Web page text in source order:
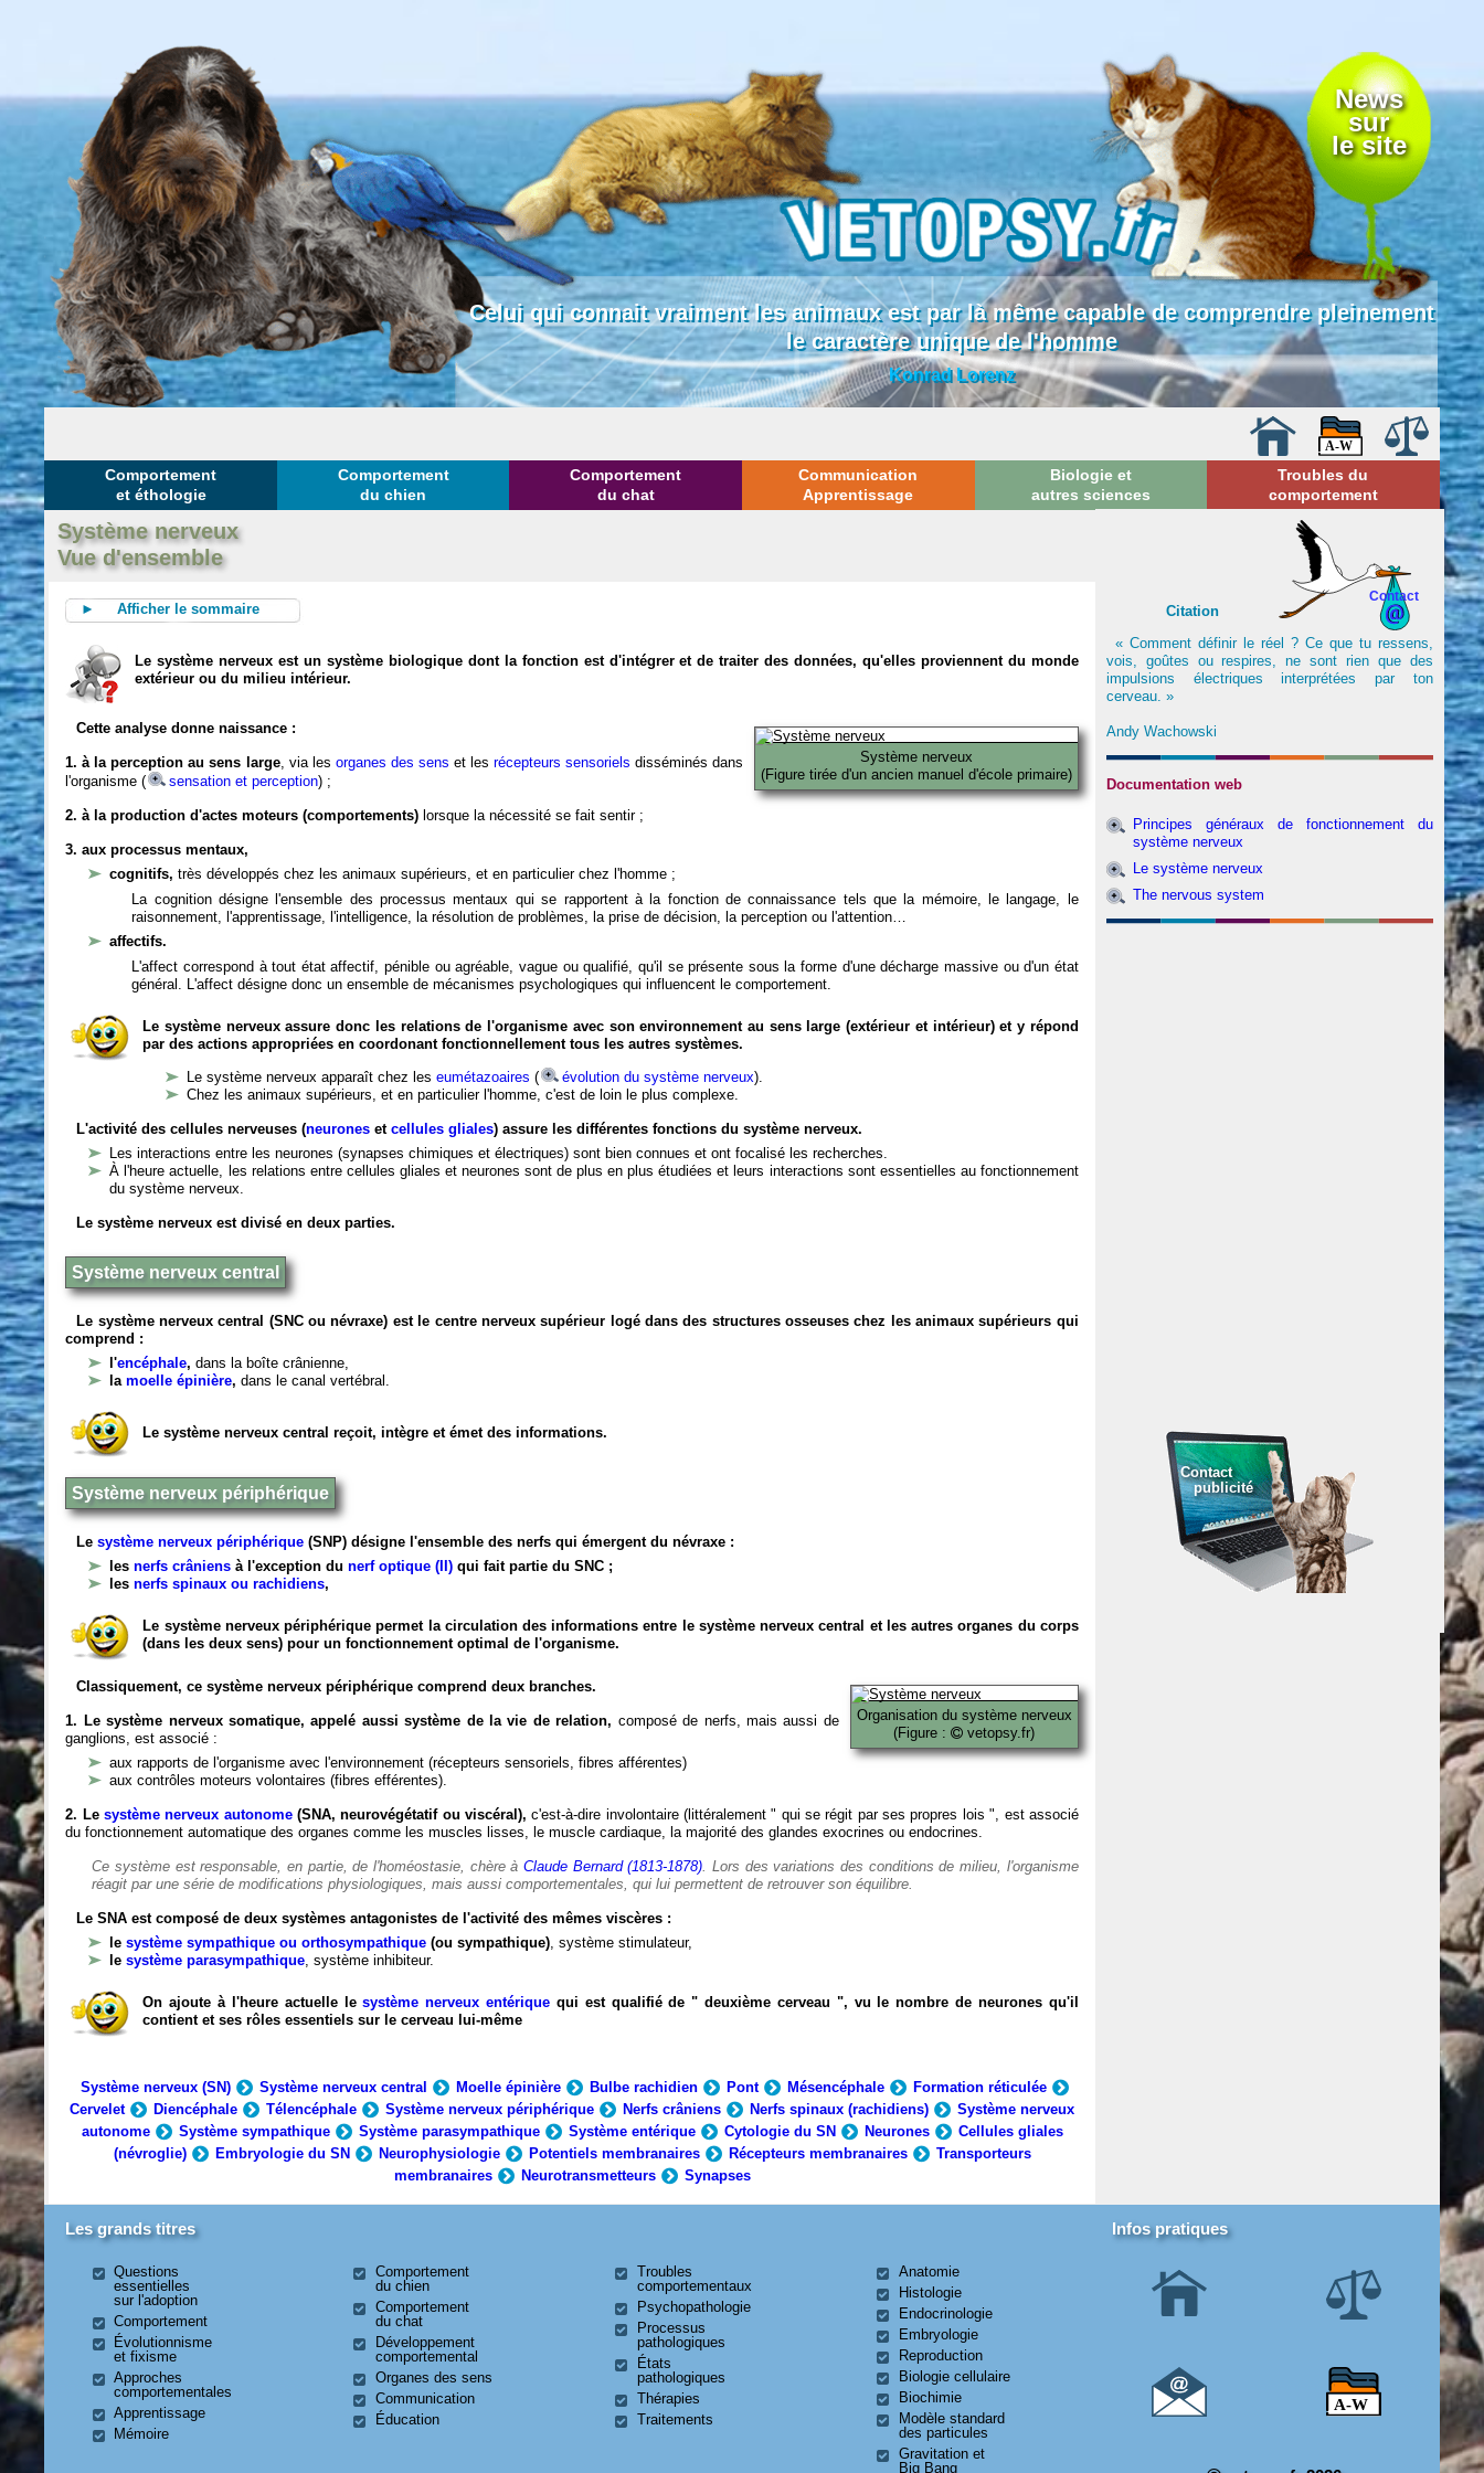
News
sur
le site
Celui qui connait vraiment les animaux est par là même capable de comprendre pleinement
le caractère unique de l'homme
Konrad Lorenz
Comportement
et éthologie
Comportement
du chien
Comportement
du chat
Communication
Apprentissage
Biologie et
autres sciences
Troubles du
comportement
Système nerveux
Vue d'ensemble
► Afficher le sommaire
Le système nerveux est un système biologique dont la fonction est d'intégrer et de traiter des données, qu'elles proviennent du monde
extérieur ou du milieu intérieur.
Système nerveux
(Figure tirée d'un ancien manuel d'école primaire)
Cette analyse donne naissance :
1. à la perception au sens large, via les organes des sens et les récepteurs sensoriels disséminés dans
l'organisme (
sensation et perception) ;
2. à la production d'actes moteurs (comportements) lorsque la nécessité se fait sentir ;
3. aux processus mentaux,
cognitifs,très développés chez les animaux supérieurs, et en particulier chez l'homme ;
La cognition désigne l'ensemble des processus mentaux qui se rapportent à la fonction de connaissance tels que la mémoire, le langage, le
raisonnement, l'apprentissage, l'intelligence, la résolution de problèmes, la prise de décision, la perception ou l'attention…
affectifs.
L'affect correspond à tout état affectif, pénible ou agréable, vague ou qualifié, qu'il se présente sous la forme d'une décharge massive ou d'un état
général. L'affect désigne donc un ensemble de mécanismes psychologiques qui influencent le comportement.
Le système nerveux assure donc les relations de l'organisme avec son environnement au sens large (extérieur et intérieur) et y répond
par des actions appropriées en coordonant fonctionnellement tous les autres systèmes.
Le système nerveux apparaît chez leseumétazoaires ( évolution du système nerveux).
Chez les animaux supérieurs, et en particulier l'homme, c'est de loin le plus complexe.
L'activité des cellules nerveuses (neurones etcellules gliales) assure les différentes fonctions du système nerveux.
Les interactions entre les neurones (synapses chimiques et électriques) sont bien connues et ont focalisé les recherches.
À l'heure actuelle, les relations entre cellules gliales et neurones sont de plus en plus étudiées et leurs interactions sont essentielles au fonctionnement
du système nerveux.
Le système nerveux est divisé en deux parties.
Système nerveux central
Le système nerveux central (SNC ou névraxe) est le centre nerveux supérieur logé dans des structures osseuses chez les animaux supérieurs qui
comprend :
l'encéphale,dans la boîte crânienne,
lamoelle épinière,dans le canal vertébral.
Le système nerveux central reçoit, intègre et émet des informations.
Système nerveux périphérique
Lesystème nerveux périphérique (SNP) désigne l'ensemble des nerfs qui émergent du névraxe :
lesnerfs crâniens à l'exception du nerf optique (II) qui fait partie du SNC ;
lesnerfs spinaux ou rachidiens,
Le système nerveux périphérique permet la circulation des informations entre le système nerveux central et les autres organes du corps
(dans les deux sens) pour un fonctionnement optimal de l'organisme.
Organisation du système nerveux
(Figure :
vetopsy.fr)
Classiquement, ce système nerveux périphérique comprend deux branches.
1. Le système nerveux somatique, appelé aussi système de la vie de relation, composé de nerfs, mais aussi de
ganglions, est associé :
aux rapports de l'organisme avec l'environnement (récepteurs sensoriels, fibres afférentes)
aux contrôles moteurs volontaires (fibres efférentes).
2. Le système nerveux autonome(SNA, neurovégétatif ou viscéral), c'est-à-dire involontaire (littéralement " qui se régit par ses propres lois ", est associé
du fonctionnement automatique des organes comme les muscles lisses, le muscle cardiaque, la majorité des glandes exocrines ou endocrines.
Ce système est responsable, en partie, de l'homéostasie, chère àClaude Bernard (1813-1878). Lors des variations des conditions de milieu, l'organisme
réagit par une série de modifications physiologiques, mais aussi comportementales, qui lui permettent de retrouver son équilibre.
Le SNA est composé de deux systèmes antagonistes de l'activité des mêmes viscères :
lesystème sympathique ou orthosympathique (ou sympathique), système stimulateur,
lesystème parasympathique, système inhibiteur.
On ajoute à l'heure actuelle lesystème nerveux entérique qui est qualifié de " deuxième cerveau ", vu le nombre de neurones qu'il
contient et ses rôles essentiels sur le cerveau lui-même
Système nerveux (SN) Système nerveux central Moelle épinière Bulbe rachidien Pont Mésencéphale
Formation réticulée
Cervelet
Diencéphale Télencéphale Système nerveux périphérique Nerfs crâniens Nerfs spinaux (rachidiens)
Système nerveux
autonome
Système sympathique Système parasympathique Système entérique Cytologie du SN Neurones
Cellules gliales
(névroglie)
Embryologie du SN Neurophysiologie Potentiels membranaires Récepteurs membranaires
Transporteurs
membranaires
Neurotransmetteurs Synapses
Contact
Citation
« Comment définir le réel ? Ce que tu ressens,
vois, goûtes ou respires, ne sont rien que des
impulsions électriques interprétées par ton
cerveau. »
Andy Wachowski
Documentation web
Principes généraux de fonctionnement du
système nerveux
Le système nerveux
The nervous system
Contact
publicité
Les grands titres
Questions
essentielles
sur l'adoption
Comportement
Évolutionnisme
et fixisme
Approches
comportementales
Apprentissage
Mémoire
Comportement
du chien
Comportement
du chat
Développement
comportemental
Organes des sens
Communication
Éducation
Troubles
comportementaux
Psychopathologie
Processus
pathologiques
États
pathologiques
Thérapies
Traitements
Anatomie
Histologie
Endocrinologie
Embryologie
Reproduction
Biologie cellulaire
Biochimie
Modèle standard
des particules
Gravitation et
Big Bang
Infos pratiques